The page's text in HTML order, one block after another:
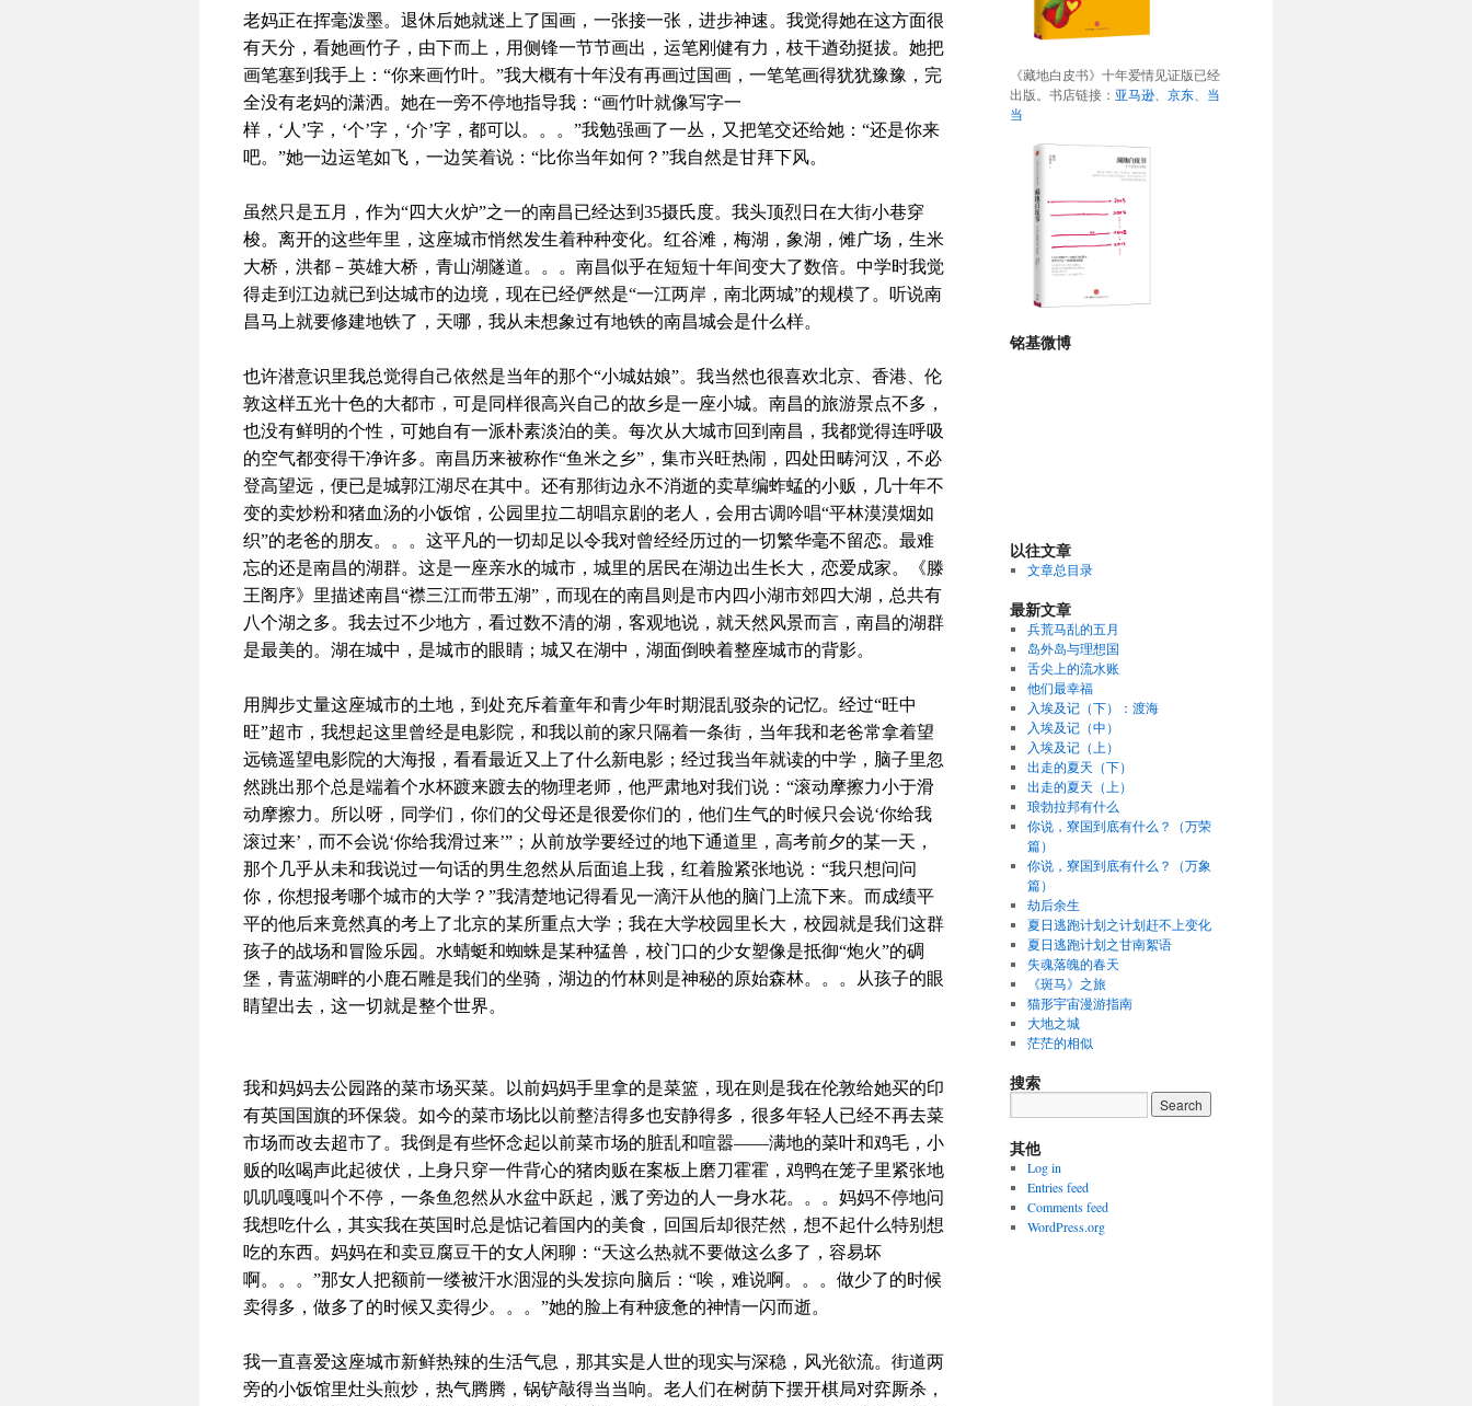
老妈正在挥毫泼墨。退休后她就迷上了国画，一张接一张，进步神速。我觉得她在这方面很
有天分，看她画竹子，由下而上，用侧锋一节节画出，运笔刚健有力，枝干遒劲挺拔。她把
画笔塞到我手上：“你来画竹叶。”我大概有十年没有再画过国画，一笔笔画得犹犹豫豫，完
全没有老妈的潇洒。她在一旁不停地指导我：“画竹叶就像写字一
样，‘人’字，‘个’字，‘介’字，都可以。。。”我勉强画了一丛，又把笔交还给她：“还是你来
吧。”她一边运笔如飞，一边笑着说：“比你当年如何？”我自然是甘拜下风。
虽然只是五月，作为“四大火炉”之一的南昌已经达到 35摄氏度。我头顶烈日在大街小巷穿
梭。离开的这些年里，这座城市悄然发生着种种变化。红谷滩，梅湖，象湖，傩广场，生米
大桥，洪都－英雄大桥，青山湖隧道。。。南昌似乎在短短十年间变大了数倍。中学时我觉
得走到江边就已到达城市的边境，现在已经俨然是“一江两岸，南北两城”的规模了。听说南
昌马上就要修建地铁了，天哪，我从未想象过有地铁的南昌城会是什么样。
也许潜意识里我总觉得自己依然是当年的那个“小城姑娘”。我当然也很喜欢北京、香港、伦
敦这样五光十色的大都市，可是同样很高兴自己的故乡是一座小城。南昌的旅游景点不多，
也没有鲜明的个性，可她自有一派朴素淡泊的美。每次从大城市回到南昌，我都觉得连呼吸
的空气都变得干净许多。南昌历来被称作“鱼米之乡”，集市兴旺热闹，四处田畴河汉，不必
登高望远，便已是城郭江湖尽在其中。还有那街边永不消逝的卖草编蚱蜢的小贩，几十年不
变的卖炒粉和猪血汤的小饭馆，公园里拉二胡唱京剧的老人，会用古调吟唱“平林漠漠烟如
织”的老爸的朋友。。。这平凡的一切却足以令我对曾经经历过的一切繁华毫不留恋。最难
忘的还是南昌的湖群。这是一座亲水的城市，城里的居民在湖边出生长大，恋爱成家。《滕
王阁序》里描述南昌“襟三江而带五湖”，而现在的南昌则是市内四小湖市郊四大湖，总共有
八个湖之多。我去过不少地方，看过数不清的湖，客观地说，就天然风景而言，南昌的湖群
是最美的。湖在城中，是城市的眼睛；城又在湖中，湖面倒映着整座城市的背影。
用脚步丈量这座城市的土地，到处充斥着童年和青少年时期混乱驳杂的记忆。经过“旺中
旺”超市，我想起这里曾经是电影院，和我以前的家只隔着一条街，当年我和老爸常拿着望
远镜遥望电影院的大海报，看看最近又上了什么新电影；经过我当年就读的中学，脑子里忽
然跳出那个总是端着个水杯踱来踱去的物理老师，他严肃地对我们说：“滚动摩擦力小于滑
动摩擦力。所以呀，同学们，你们的父母还是很爱你们的，他们生气的时候只会说‘你给我
滚过来’，而不会说‘你给我滑过来’”；从前放学要经过的地下通道里，高考前夕的某一天，
那个几乎从未和我说过一句话的男生忽然从后面追上我，红着脸紧张地说：“我只想问问
你，你想报考哪个城市的大学？”我清楚地记得看见一滴汗从他的脑门上流下来。而成绩平
平的他后来竟然真的考上了北京的某所重点大学；我在大学校园里长大，校园就是我们这群
孩子的战场和冒险乐园。水蜻蜓和蜘蛛是某种猛兽，校门口的少女塑像是抵御“炮火”的碉
堡，青蓝湖畔的小鹿石雕是我们的坐骑，湖边的竹林则是神秘的原始森林。。。从孩子的眼
睛望出去，这一切就是整个世界。
我和妈妈去公园路的菜市场买菜。以前妈妈手里拿的是菜篮，现在则是我在伦敦给她买的印
有英国国旗的环保袋。如今的菜市场比以前整洁得多也安静得多，很多年轻人已经不再去菜
市场而改去超市了。我倒是有些怀念起以前菜市场的脏乱和喧嚣――满地的菜叶和鸡毛，小
贩的吆喝声此起彼伏，上身只穿一件背心的猪肉贩在案板上磨刀霍霍，鸡鸭在笼子里紧张地
叽叽嘎嘎叫个不停，一条鱼忽然从水盆中跃起，溅了旁边的人一身水花。。。妈妈不停地问
我想吃什么，其实我在英国时总是惦记着国内的美食，回国后却很茫然，想不起什么特别想
吃的东西。妈妈在和卖豆腐豆干的女人闲聊：“天这么热就不要做这么多了，容易坏
啊。。。”那女人把额前一缕被汗水洇湿的头发掠向脑后：“唉，难说啊。。。做少了的时候
卖得多，做多了的时候又卖得少。。。”她的脸上有种疲惫的神情一闪而逝。
我一直喜爱这座城市新鲜热辣的生活气息，那其实是人世的现实与深稳，风光欲流。街道两
旁的小饭馆里灶头煎炒，热气腾腾，锅铲敲得当当响。老人们在树荫下摆开棋局对弈厮杀，
《藏地白皮书》十年爱情见证版已经
出版。书店链接： 亚马逊 京东
当
当
铭基微博
以往文章
文章总目录
最新文章
兵荒马乱的五月
岛外岛与理想国
舌尖上的流水账
他们最幸福
入埃及记（下）：渡海
入埃及记（中）
入埃及记（上）
出走的夏天（下）
出走的夏天（上）
琅勃拉邦有什么
你说，寮国到底有什么？（万荣
篇）
你说，寮国到底有什么？（万象
篇）
劫后余生
夏日逃跑计划之计划赶不上变化
夏日逃跑计划之甘南絮语
失魂落魄的春天
《斑马》之旅
猫形宇宙漫游指南
大地之城
茫茫的相似
搜索
其他
Log in
Entries feed
Comments feed
WordPress.org